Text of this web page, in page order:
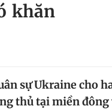
Tin 24h
Magazine
khăn
sự Ukraine cho
thủ tại miền đông